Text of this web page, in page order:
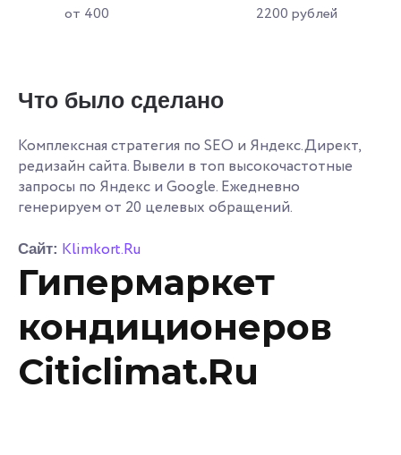
от 400 2200 рублей
Что было сделано
Комплексная стратегия по SEO и Яндекс.Директ,
редизайн сайта. Вывели в топ высокочастотные
запросы по Яндекс и Google. Ежедневно
генерируем от 20 целевых обращений.
Сайт: Klimkort.Ru
Гипермаркет
кондиционеров
Citiclimat.Ru